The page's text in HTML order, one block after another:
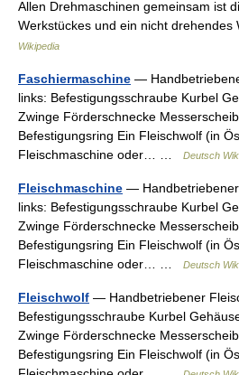
Allen Drehmaschinen gemeinsam ist
Werkstückes und ein nicht
Wikipedia
Faschiermaschine —
links: Befestigungsschraube Kurbel
Zwinge Förderschnecke
Befestigungsring Ein Fleischwolf (in
Fleischmaschine oder… …
Deutsch
Fleischmaschine —
links: Befestigungsschraube Kurbel
Zwinge Förderschnecke
Befestigungsring Ein Fleischwolf (in
Fleischmaschine oder… …
Deutsch
Fleischwolf — Handbetriebener
Befestigungsschraube Kurbel
Zwinge Förderschnecke
Befestigungsring Ein Fleischwolf (in